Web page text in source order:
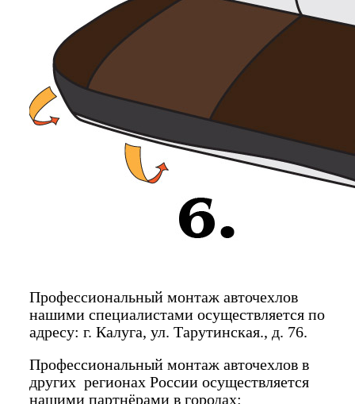
Профессиональный монтаж авточехлов
нашими специалистами осуществляется по
адресу: г. Калуга, ул. Тарутинская., д. 76.
Профессиональный монтаж авточехлов в
других регионах России осуществляется
нашими партнёрами в городах: